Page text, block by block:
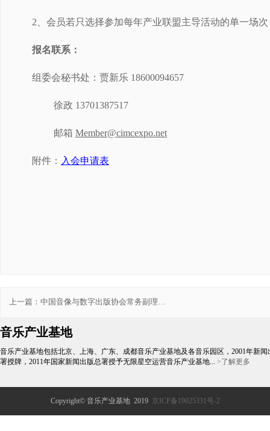
2、会员若只选择参加每年产业联盟主导活动的单一场
报名联系：
组委会秘书处：贾新乐 18600094657
徐政 13701387517
邮箱 Member@cimcexpo.net
附件： 入会申请表
上一篇： 中国音像与数字出版协会常务副理事
音乐产业基地
音乐产业基地包括北京、上海、广东、成都音乐产业基地及各音乐园区，2001年新闻
署授牌，2011年国家新闻出版总署授予无限星空运营音乐产业基地... >了解更多
Copyright© 音乐产业基地 2019 京ICP备19025331号-2